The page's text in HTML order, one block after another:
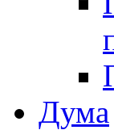
Дума